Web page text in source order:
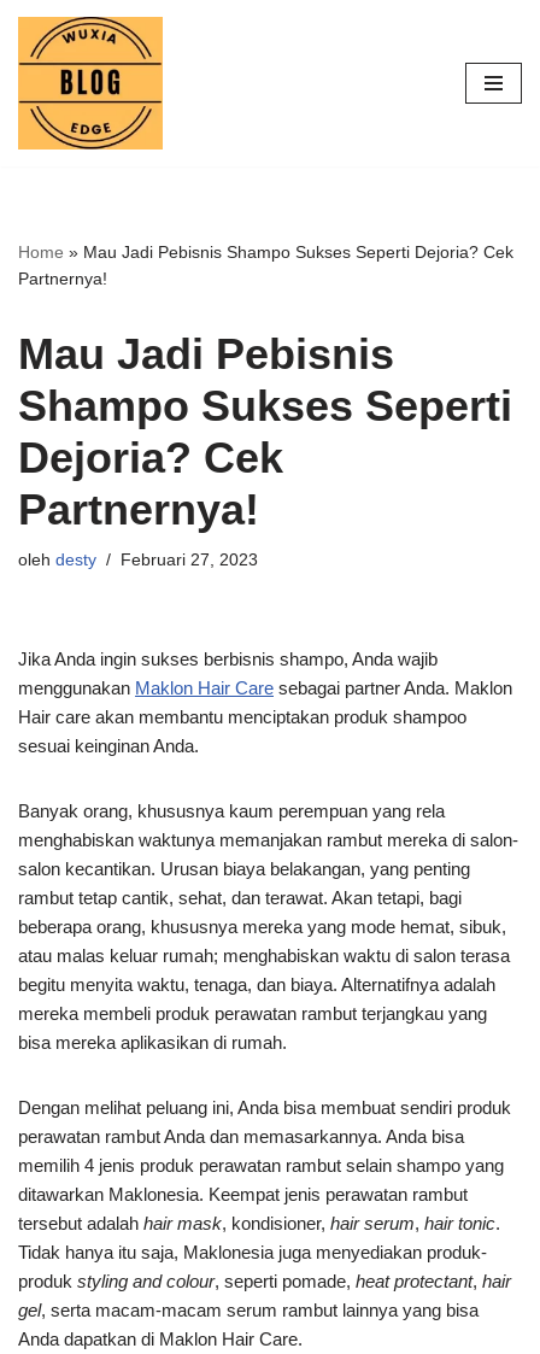
Lompat
konten
Home » Mau Jadi Pebisnis Shampo Sukses Seperti Dejoria? Cek
Partnernya!
Mau Jadi Pebisnis
Shampo Sukses Seperti
Dejoria? Cek
Partnernya!
oleh desty Februari 27, 2023
Jika Anda ingin sukses berbisnis shampo, Anda wajib
menggunakan Maklon Hair Care sebagai partner Anda. Maklon
Hair care akan membantu menciptakan produk shampoo
sesuai keinginan Anda.
Banyak orang, khususnya kaum perempuan yang rela
menghabiskan waktunya memanjakan rambut mereka di salon-
salon kecantikan. Urusan biaya belakangan, yang penting
rambut tetap cantik, sehat, dan terawat. Akan tetapi, bagi
beberapa orang, khususnya mereka yang mode hemat, sibuk,
atau malas keluar rumah; menghabiskan waktu di salon terasa
begitu menyita waktu, tenaga, dan biaya. Alternatifnya adalah
mereka membeli produk perawatan rambut terjangkau yang
bisa mereka aplikasikan di rumah.
Dengan melihat peluang ini, Anda bisa membuat sendiri produk
perawatan rambut Anda dan memasarkannya. Anda bisa
memilih 4 jenis produk perawatan rambut selain shampo yang
ditawarkan Maklonesia. Keempat jenis perawatan rambut
tersebut adalah hair mask, kondisioner, hair serum, hair tonic.
Tidak hanya itu saja, Maklonesia juga menyediakan produk-
produk styling and colour, seperti pomade, heat protectant, hair
gel, serta macam-macam serum rambut lainnya yang bisa
Anda dapatkan di Maklon Hair Care.